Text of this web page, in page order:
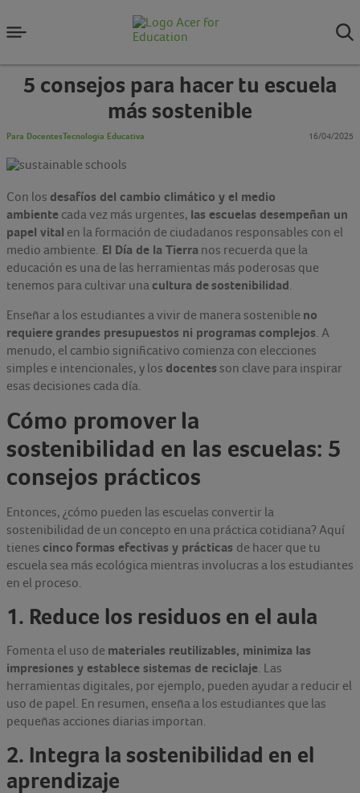
5 consejos para hacer tu escuela
más sostenible
Para DocentesTecnología Educativa 16/04/2025
Con los desafíos del cambio climático y el medio
ambiente cada vez más urgentes, las escuelas desempeñan un
papel vital en la formación de ciudadanos responsables con el
medio ambiente. El Día de la Tierra nos recuerda que la
educación es una de las herramientas más poderosas que
tenemos para cultivar unacultura desostenibilidad.
Enseñar a los estudiantes a vivir de manera sostenible no
requiere grandes presupuestos ni programas complejos. A
menudo, el cambio significativo comienza con elecciones
simples e intencionales, y los docentes son clave para inspirar
esas decisiones cada día.
Cómo promover la
sostenibilidad en las escuelas: 5
consejos prácticos
Entonces, ¿cómo pueden las escuelas convertir la
sostenibilidad de un concepto en una práctica cotidiana? Aquí
tienes cinco formas efectivas y prácticas de hacer que tu
escuela sea más ecológica mientras involucras a los estudiantes
en el proceso.
1. Reduce los residuos en el aula
Fomenta el uso de materiales reutilizables, minimiza las
impresiones y establece sistemas de reciclaje. Las
herramientas digitales, por ejemplo, pueden ayudar a reducir el
uso de papel. En resumen, enseña a los estudiantes que las
pequeñas acciones diarias importan.
2. Integra la sostenibilidad en el
aprendizaje